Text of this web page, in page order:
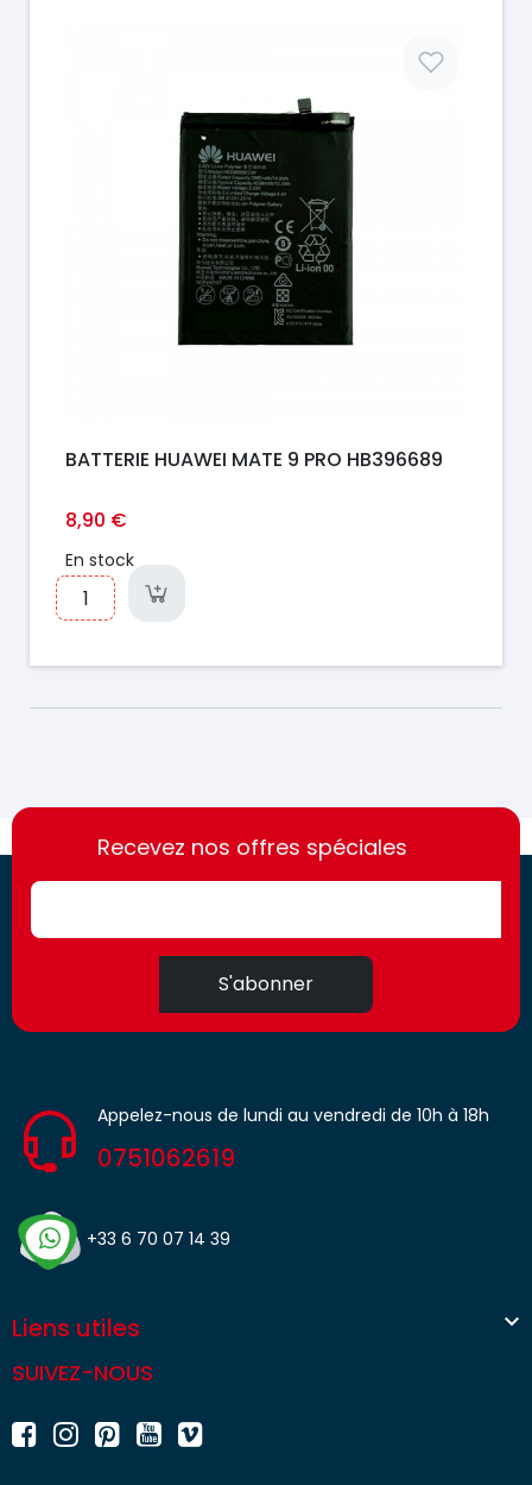
BATTERIE HUAWEI MATE 9 PRO HB396689
8,90 €
En stock
https://france-
access.fr
https://france-
access.fr
Recevez nos offres spéciales
S'abonner
Appelez-nous de lundi au vendredi de 10h à 18h
0751062619
+33 6 70 07 14 39
Liens utiles 
SUIVEZ-NOUS